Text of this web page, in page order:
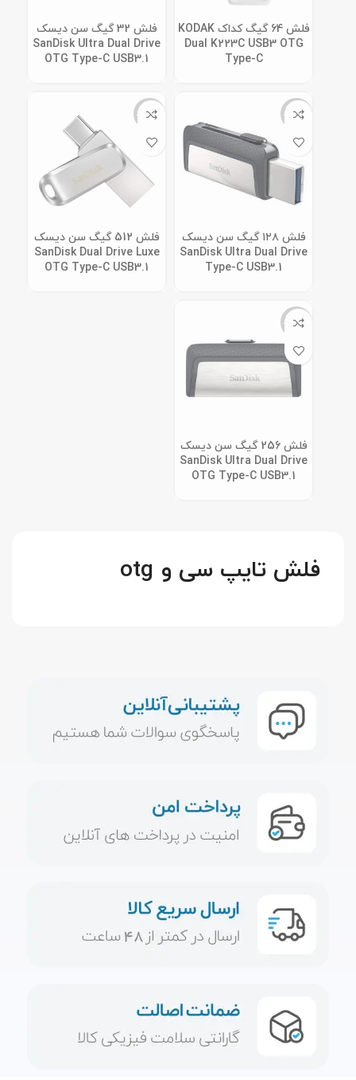
فلش 64 گیگ کداک KODAK
Dual K223C USB3 OTG
Type-C
فلش 32 گیگ سن دیسک
SanDisk Ultra Dual Drive
OTG Type-C USB3.1
ناموجود
فلش ۱۲۸ گیگ سن دیسک
SanDisk Ultra Dual Drive
Type-C USB3.1
ناموجود
فلش 512 گیگ سن دیسک
SanDisk Dual Drive Luxe
OTG Type-C USB3.1
ناموجود
فلش 256 گیگ سن دیسک
SanDisk Ultra Dual Drive
OTG Type-C USB3.1
فلش تایپ سی و otg